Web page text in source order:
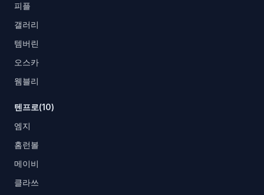
피플
갤러리
템버린
오스카
웸블리
텐프로(10)
엠지
홈런볼
메이비
클라쓰